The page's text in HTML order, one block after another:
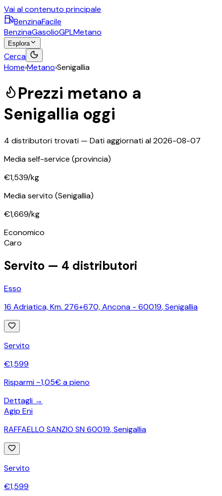
Vai al contenuto principale
BenzinaFacile
BenzinaGasolioGPLMetano
Esplora
Cerca
Home›Metano›Senigallia
Prezzi metano a
Senigallia oggi
4 distributori trovati — Dati aggiornati al2026-08-07
Media self-service (provincia)
€1,539/kg
Media servito (Senigallia)
€1,669/kg
Economico
Caro
Servito — 4 distributori
Esso
16 Adriatica, Km. 276+670, Ancona - 60019,Senigallia
Servito
€1,599
Risparmi ~1,05€ a pieno
Dettagli →
Agip Eni
RAFFAELLO SANZIO SN 60019,Senigallia
Servito
€1,599